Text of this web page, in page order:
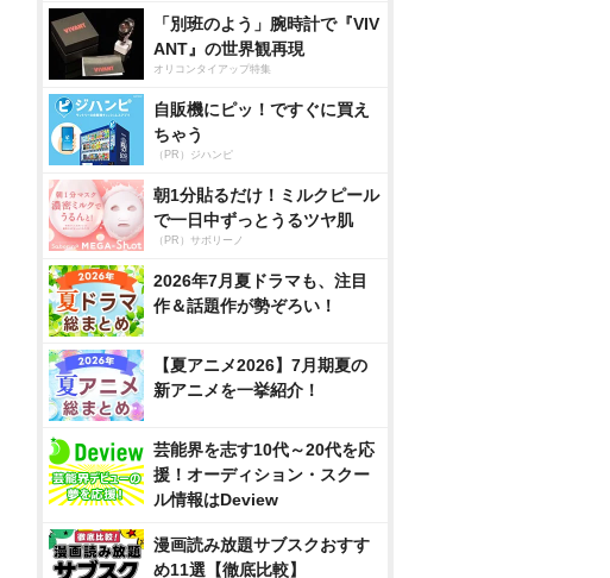
「別班のよう」腕時計で『VIV
ANT』の世界観再現
オリコンタイアップ特集
自販機にピッ！ですぐに買え
ちゃう
（PR）ジハンピ
朝1分貼るだけ！ミルクピール
で一日中ずっとうるツヤ肌
（PR）サボリーノ
2026年7月夏ドラマも、注目
作＆話題作が勢ぞろい！
【夏アニメ2026】7月期夏の
新アニメを一挙紹介！
芸能界を志す10代～20代を応
援！オーディション・スクー
ル情報はDeview
漫画読み放題サブスクおすす
め11選【徹底比較】